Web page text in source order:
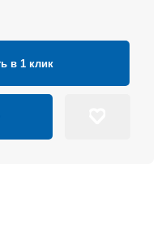
в 1 клик